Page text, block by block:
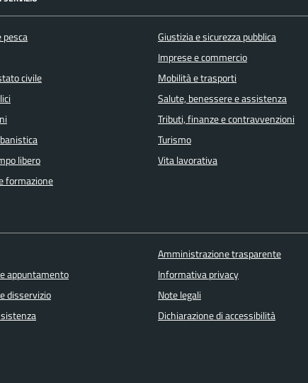
pesca
civile
libero
formazione
Giustizia e sicurezza pubblica
Imprese e commercio
Mobilità e trasporti
Salute, benessere e assistenza
Tributi, finanze e contravvenzioni
Turismo
Vita lavorativa
appuntamento
disservizio
Amministrazione trasparente
Informativa privacy
Note legali
Dichiarazione di accessibilità